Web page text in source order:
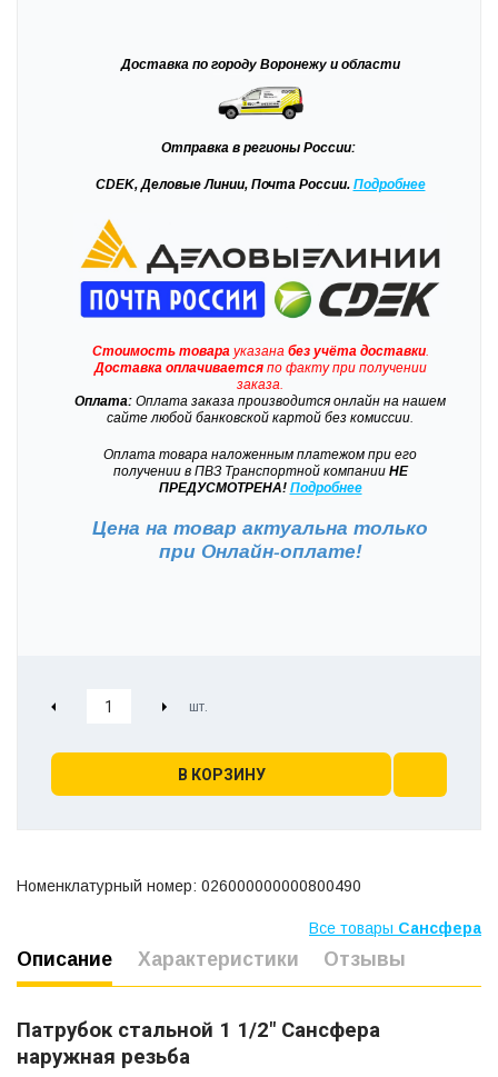
Доставка по городу Воронежу и области
Отправка в регионы России:
CDEK, Деловые Линии, Почта России. Подробнее
Стоимость товарауказана без учёта доставки.
Доставкаоплачиваетсяпо факту при получении
заказа.
Оплата: Оплата заказа производится онлайн на нашем
сайте любой банковской картой без комиссии.
Оплата товара наложенным платежом при его
получении в ПВЗ Транспортной компанииНЕ
ПРЕДУСМОТРЕНА! Подробнее
Цена на товар актуальна только
при Онлайн-оплате!
В КОРЗИНУ
Номенклатурный номер: 026000000000800490
Все товары Сансфера
Описание Характеристики Отзывы
Патрубок стальной 1 1/2" Сансфера
наружная резьба